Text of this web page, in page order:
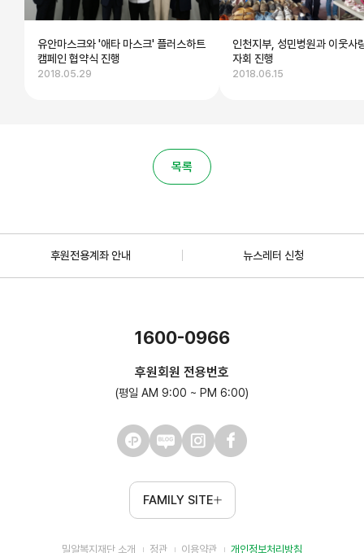
유안마스크와 '애타 마스크' 플러스하트
캠페인 협약식 진행
2018.05.29
인천지부, 성민병원과 이웃사
자회 진행
2018.06.15
목록
후원전용계좌 안내 뉴스레터 신청
1600-0966
후원회원 전용번호
(평일 AM 9:00 ~ PM 6:00)
FAMILY SITE
밀알복지재단 소개 정관 이용약관 개인정보처리방침